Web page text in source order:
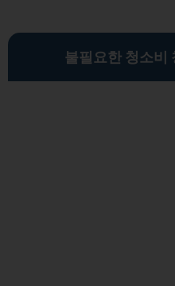
불필요한 청소비